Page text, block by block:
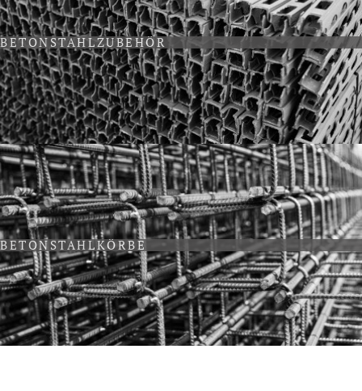
BETONSTAHLZUBEHÖR
BETONSTAHLKÖRBE